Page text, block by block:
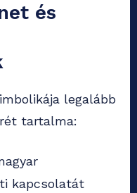
és
legalább
tartalma:
kapcsolatát